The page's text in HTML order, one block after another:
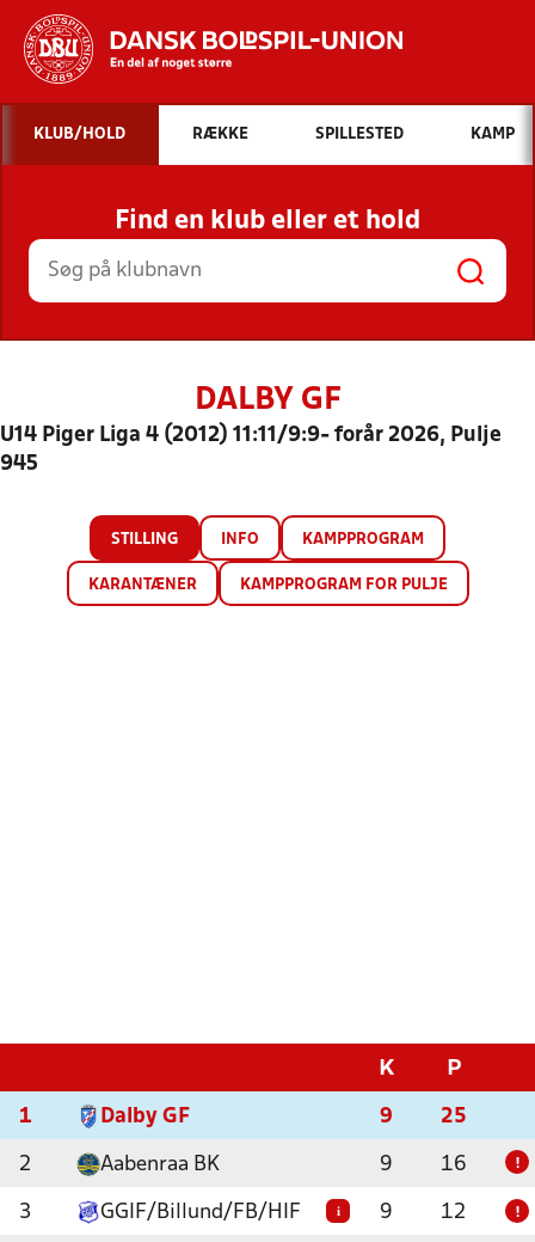
Hvad vil du søge efter?
INDHOLD OG NYHEDER
STILLINGER, RESULTATER, KLUBBER OG
HOLD
KLUB/HOLD RÆKKE SPILLESTED KAMP
Find en klub eller et hold
DALBY GF
U14 Piger Liga 4 (2012) 11:11/9:9- forår 2026, Pulje
945
STILLING INFO KAMPPROGRAM
KARANTÆNER KAMPPROGRAM FOR PULJE
K P
1 Dalby GF 9 25
2 Aabenraa BK 9 16 !
3 GGIF/Billund/FB/HIF i 9 12 !